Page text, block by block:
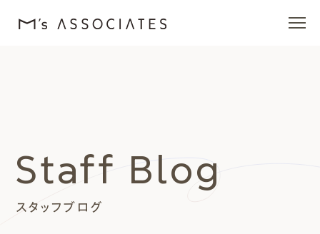
エムズを愛する人たち
施工事例
スタッフブログ
Staff Blog